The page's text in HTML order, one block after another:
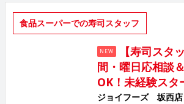
食品スーパーでの寿司スタッフ
NEW
【寿司スタ
間・曜日応相談
OK！未経験スタ
ジョイフーズ 坂西店